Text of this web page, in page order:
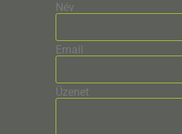
Név
Email
Üzenet